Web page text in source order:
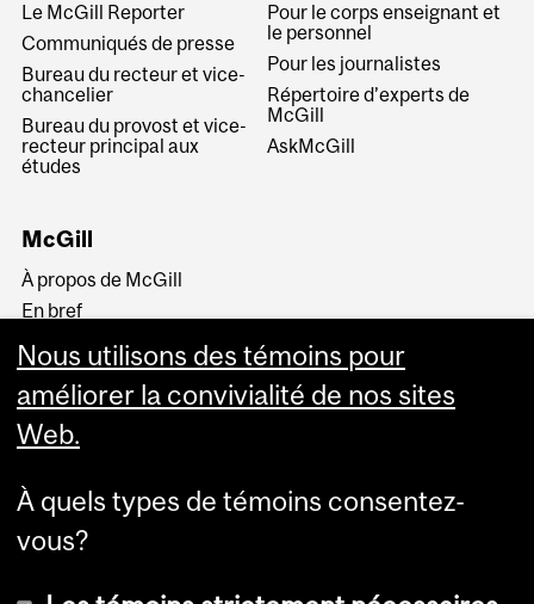
Le McGill Reporter
Communiqués de presse
Bureau du recteur et vice-
chancelier
Bureau du provost et vice-
recteur principal aux
études
Pour le corps enseignant et
le personnel
Pour les journalistes
Répertoire d’experts de
McGill
AskMcGill
McGill
À propos de McGill
En bref
Histoire
La haute direction
Nous utilisons des témoins pour
améliorer la convivialité de nos sites
Web.
À quels types de témoins consentez-
vous?